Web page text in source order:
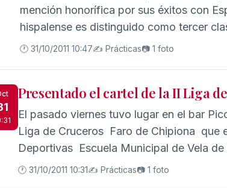
mención honorífica por sus éxitos con
hispalense es distinguido como tercer
🕐 31/10/2011 10:47✍️ Prácticas📷 1 foto
Presentado el cartel de la II Liga
El pasado viernes tuvo lugar en el bar
Liga de Cruceros  Faro de Chipiona 
Deportivas  Escuela Municipal de Vela
Delegación Municipal de Deportes tienen
🕐 31/10/2011 10:31✍️ Prácticas📷 1 foto